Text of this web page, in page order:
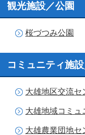
観光施設／公園
桜づつみ公園
コミュニティ施
大雄地区交流セ
大雄地域コミュ
大雄農業団地セ